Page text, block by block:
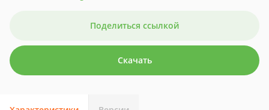
Поделиться ссылкой
Скачать